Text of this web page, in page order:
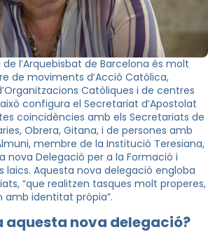
l’Arquebisbat de Barcelona és molt
de moviments d’Acció Catòlica,
Catòliques i de centres
configura el Secretariat d’Apostolat
coincidències amb els Secretariats de
Obrera, Gitana, i de persones amb
membre de la Institució Teresiana,
nova Delegació per a la Formació i
Aquesta nova delegació engloba
“que realitzen tasques molt properes,
identitat pròpia”.
aquesta nova delegació?